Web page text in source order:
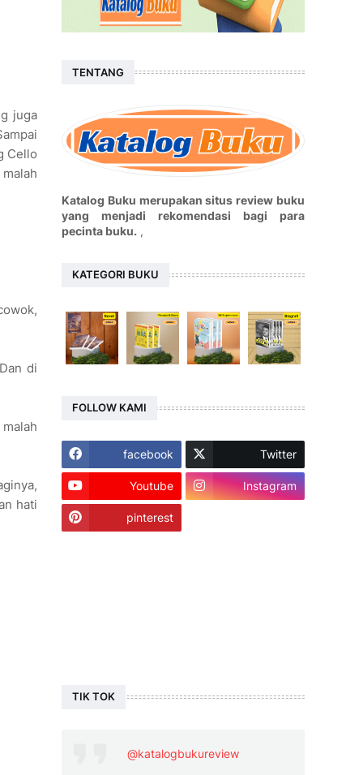
juga
Cello
di
hati
TENTANG
Katalog Buku merupakan situs review buku
yang menjadi rekomendasi bagi para
pecinta buku. ,
KATEGORI BUKU
FOLLOW KAMI
facebook Twitter
Youtube Instagram
pinterest
TIK TOK
@katalogbukureview